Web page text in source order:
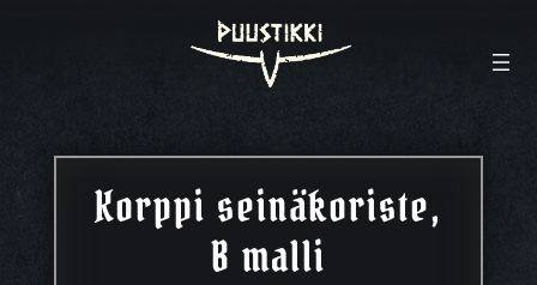
Korppi seinäkoriste,
B malli